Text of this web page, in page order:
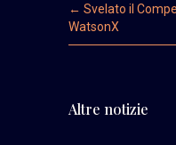
Post navigation
← Svelato il
WatsonX
Altre notizie